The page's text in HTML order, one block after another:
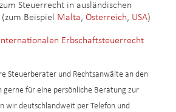
Steuerrecht in ausländischen
Beispiel Malta, Österreich, USA)
Erbschaftsteuerrecht
Steuerberater und Rechtsanwälte an den
gerne für eine persönliche Beratung zur
wir deutschlandweit per Telefon und